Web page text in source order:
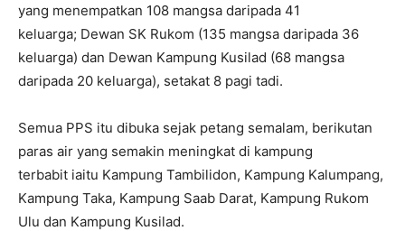
yang menempatkan 108 mangsa daripada 41
keluarga; Dewan SK Rukom (135 mangsa daripada 36
keluarga) dan Dewan Kampung Kusilad (68 mangsa
daripada 20 keluarga), setakat 8 pagi tadi.
Semua PPS itu dibuka sejak petang semalam, berikutan
paras air yang semakin meningkat di kampung
terbabit iaitu Kampung Tambilidon, Kampung Kalumpang,
Kampung Taka, Kampung Saab Darat, Kampung Rukom
Ulu dan Kampung Kusilad.